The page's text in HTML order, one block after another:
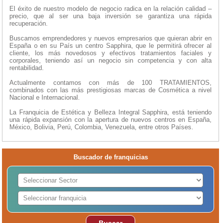
El éxito de nuestro modelo de negocio radica en la relación calidad –
precio, que al ser una baja inversión se garantiza una rápida
recuperación.
Buscamos emprendedores y nuevos empresarios que quieran abrir en
España o en su País un centro Sapphira, que le permitirá ofrecer al
cliente, los más novedosos y efectivos tratamientos faciales y
corporales, teniendo así un negocio sin competencia y con alta
rentabilidad.
Actualmente contamos con más de 100 TRATAMIENTOS,
combinados con las más prestigiosas marcas de Cosmética a nivel
Nacional e Internacional.
La Franquicia de Estética y Belleza Integral Sapphira, está teniendo
una rápida expansión con la apertura de nuevos centros en España,
México, Bolivia, Perú, Colombia, Venezuela, entre otros Países.
Buscador de franquicias